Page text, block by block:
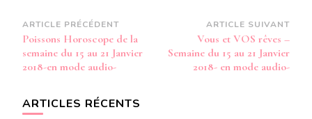
Navigation
d’article
ARTICLE PRÉCÉDENT
Poissons Horoscope de la
semaine du 15 au 21 Janvier
2018-en mode audio-
ARTICLE SUIVANT
Vous et VOS rêves –
Semaine du 15 au 21 Janvier
2018- en mode audio-
ARTICLES RÉCENTS